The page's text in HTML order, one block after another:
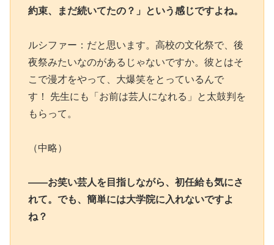
約束、まだ続いてたの？」という感じですよね。
ルシファー：だと思います。高校の文化祭で、後
夜祭みたいなのがあるじゃないですか。彼とはそ
こで漫才をやって、大爆笑をとっているんで
す！ 先生にも「お前は芸人になれる」と太鼓判を
もらって。
（中略）
――お笑い芸人を目指しながら、初任給も気にさ
れて。でも、簡単には大学院に入れないですよ
ね？